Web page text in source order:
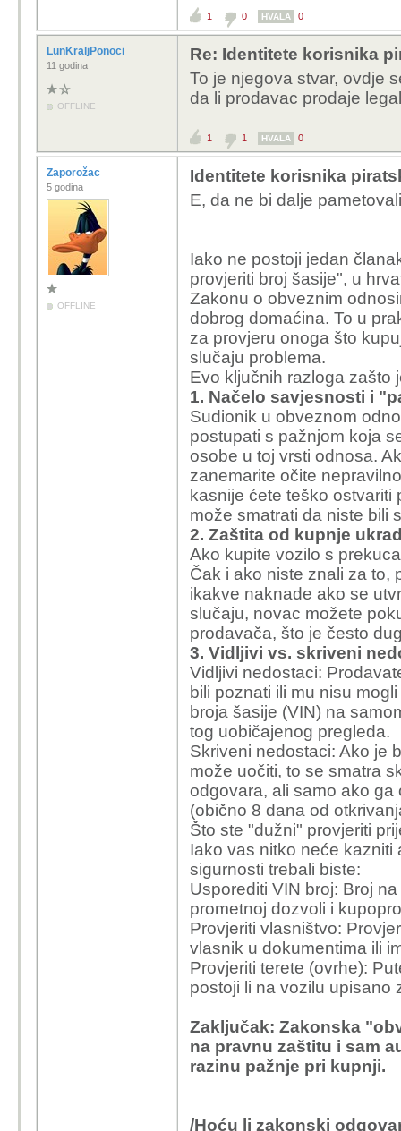
1 0 HVALA 0
LunKraljPonoci
11 godina
OFFLINE
Re: Identitete korisnika
To je njegova stvar, ovdje
da li prodavac prodaje
1 1 HVALA 0
Zaporožac
5 godina
OFFLINE
Identitete korisnika
E, da ne bi dalje
Iako ne postoji jedan
provjeriti broj šasije", u
Zakonu o obveznim
dobrog domaćina. To u
za provjeru onoga što
slučaju problema.
Evo ključnih razloga zašto
1. Načelo savjesnosti i
Sudionik u obveznom
postupati s pažnjom koja
osobe u toj vrsti odnosa.
zanemarite očite
kasnije ćete teško
može smatrati da niste bili
2. Zaštita od kupnje
Ako kupite vozilo s
Čak i ako niste znali za to,
ikakve naknade ako se
slučaju, novac možete
prodavača, što je često
3. Vidljivi vs. skriveni
Vidljivi nedostaci:
bili poznati ili mu nisu
broja šasije (VIN) na
tog uobičajenog pregleda.
Skriveni nedostaci: Ako je
može uočiti, to se smatra
odgovara, ali samo ako
(obično 8 dana od
Što ste "dužni" provjeriti
Iako vas nitko neće kazniti
sigurnosti trebali biste:
Usporediti VIN broj: Broj
prometnoj dozvoli i
Provjeriti vlasništvo:
vlasnik u dokumentima ili
Provjeriti terete (ovrhe):
postoji li na vozilu upisano
Zaključak: Zakonska
na pravnu zaštitu i sam
razinu pažnje pri kupnji.
/Hoću li zakonski